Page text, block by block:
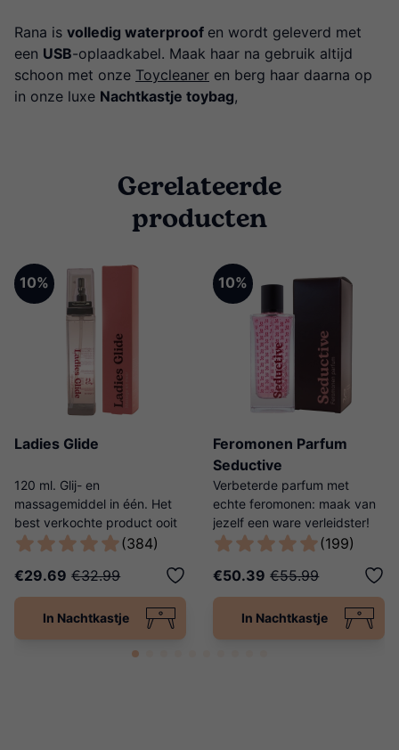
Rana is volledig waterproof en wordt geleverd met
een USB-oplaadkabel. Maak haar na gebruik altijd
schoon met onze Toycleaner en berg haar daarna op
in onze luxe Nachtkastje toybag,
Gerelateerde
producten
10%
Ladies Glide
120 ml. Glij- en
massagemiddel in één. Het
best verkochte product ooit
van Ladies Night! (384)
€29.69 €32.99
In Nachtkastje
10%
Feromonen Parfum
Seductive
Verbeterde parfum met
echte feromonen: maak van
jezelf een ware verleidster!
(199)
€50.39 €55.99
In Nachtkastje